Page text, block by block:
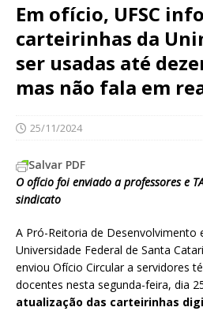
Em ofício, UFSC
carteirinhas da
ser usadas até
mas não fala em
25/11/2024
Salvar PDF
O ofício foi enviado a professores e
sindicato
A Pró-Reitoria de Desenvolvimento
Universidade Federal de Santa
enviou Ofício Circular a servidores
docentes nesta segunda-feira, dia
atualização das carteirinhas